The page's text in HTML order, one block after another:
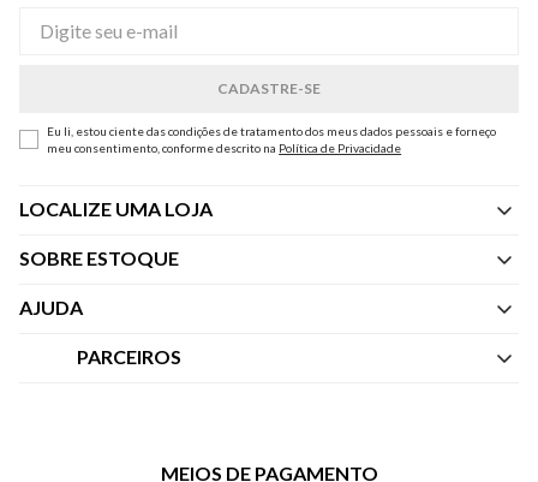
Eu li, estou ciente das condições de tratamento dos meus dados pessoais e forneço
meu consentimento, conforme descrito na Política de Privacidade
LOCALIZE UMA LOJA
SOBRE ESTOQUE
Quem Somos
AJUDA
Central de Atendimento
Trocas e Devoluções
PARCEIROS
MEIOS DE PAGAMENTO